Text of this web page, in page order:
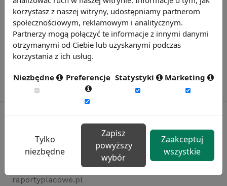
Rynekpracy.pl
sedlak.pl
raportyplacowe.pl
korzystasz z naszej witryny, udostępniamy partnerom
społecznościowym, reklamowym i analitycznym.
Partnerzy mogą połączyć te informacje z innymi danymi
otrzymanymi od Ciebie lub uzyskanymi podczas
korzystania z ich usług.
Niezbędne Preferencje Statystyki Marketing
Tylko
niezbędne
Zapisz
powyższy
wybór
Zaakceptuj
wszystkie